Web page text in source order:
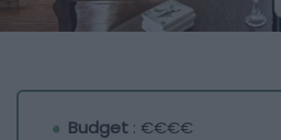
Budget : €€€€